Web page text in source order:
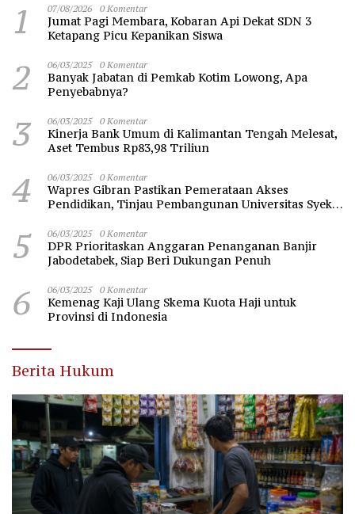
1 07/08/2026 0 Komentar
Jumat Pagi Membara, Kobaran Api Dekat SDN 3
Ketapang Picu Kepanikan Siswa
2 06/03/2025 0 Komentar
Banyak Jabatan di Pemkab Kotim Lowong, Apa
Penyebabnya?
3 06/03/2025 0 Komentar
Kinerja Bank Umum di Kalimantan Tengah Melesat,
Aset Tembus Rp83,98 Triliun
4 06/03/2025 0 Komentar
Wapres Gibran Pastikan Pemerataan Akses
Pendidikan, Tinjau Pembangunan Universitas Syekh
5 06/03/2025 0 Komentar
DPR Prioritaskan Anggaran Penanganan Banjir
Jabodetabek, Siap Beri Dukungan Penuh
6 06/03/2025 0 Komentar
Kemenag Kaji Ulang Skema Kuota Haji untuk
Provinsi di Indonesia
Berita Hukum